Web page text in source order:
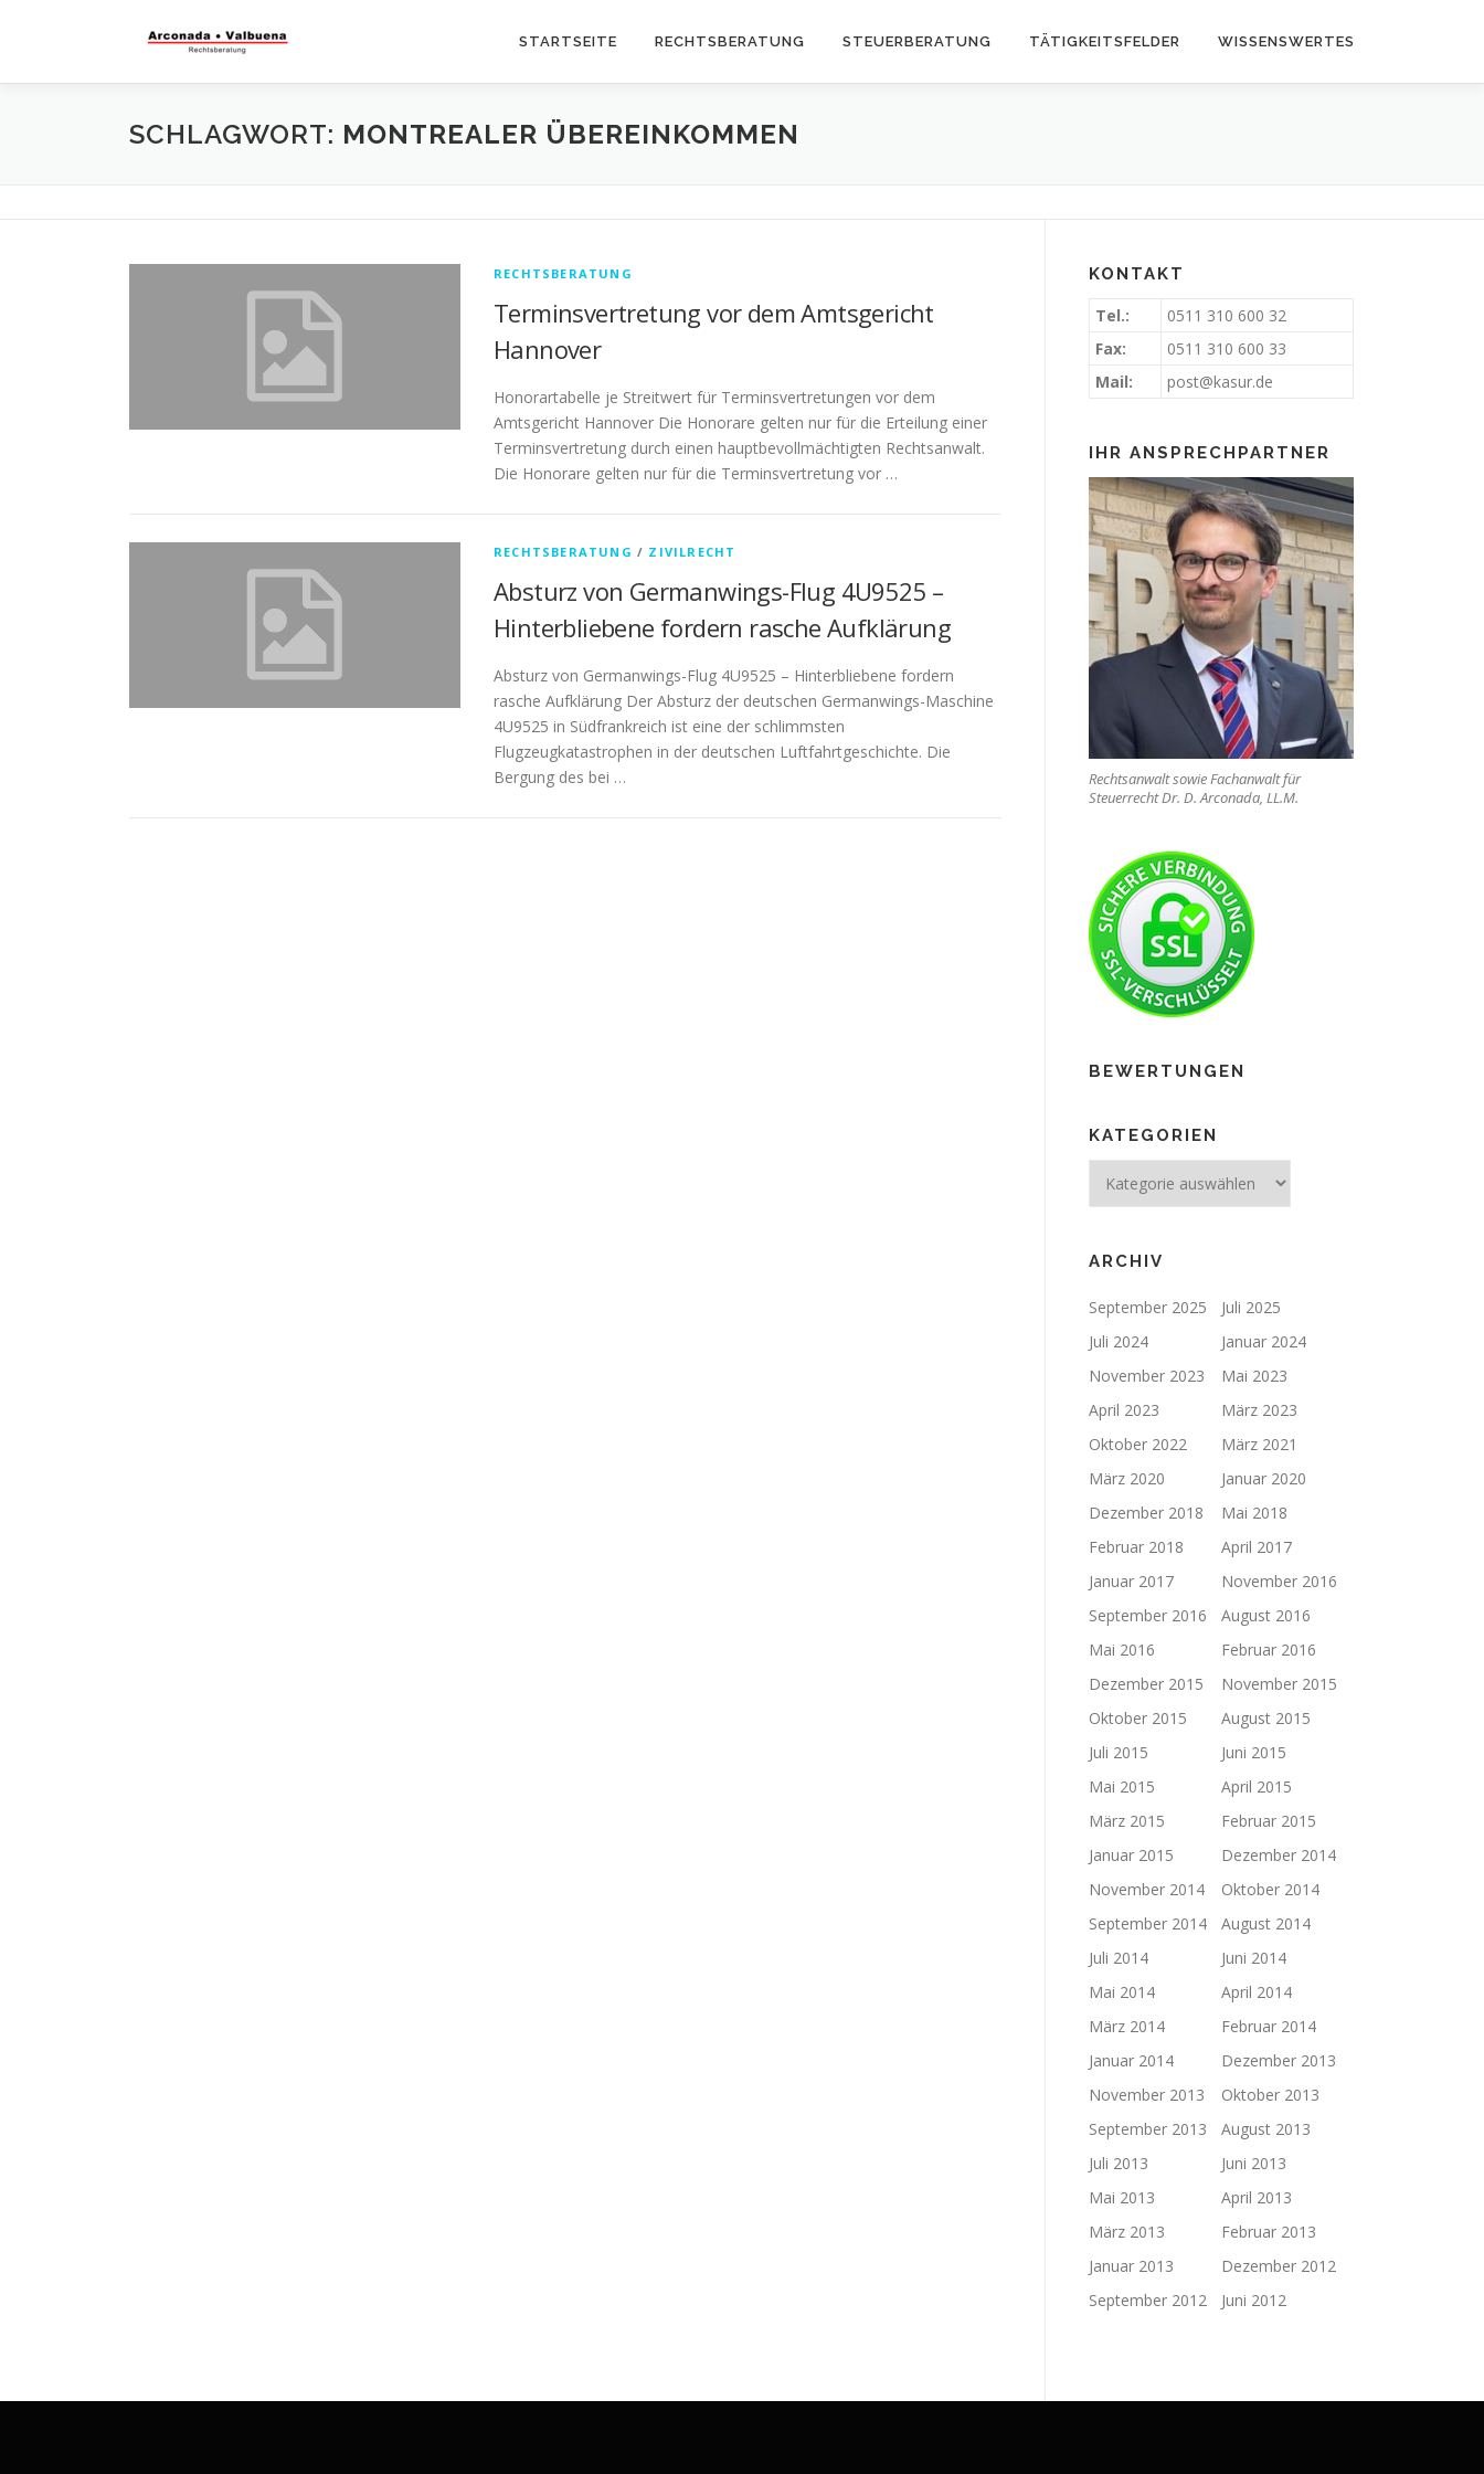
STARTSEITE RECHTSBERATUNG STEUERBERATUNG TÄTIGKEITSFELDER WISSENSWERTES
SCHLAGWORT: MONTREALER ÜBEREINKOMMEN
RECHTSBERATUNG
Terminsvertretung vor dem Amtsgericht
Hannover
Honorartabelle je Streitwert für Terminsvertretungen vor dem
Amtsgericht Hannover Die Honorare gelten nur für die Erteilung einer
Terminsvertretung durch einen hauptbevollmächtigten Rechtsanwalt.
Die Honorare gelten nur für die Terminsvertretung vor …
RECHTSBERATUNG / ZIVILRECHT
Absturz von Germanwings-Flug 4U9525 –
Hinterbliebene fordern rasche Aufklärung
Absturz von Germanwings-Flug 4U9525 – Hinterbliebene fordern
rasche Aufklärung Der Absturz der deutschen Germanwings-Maschine
4U9525 in Südfrankreich ist eine der schlimmsten
Flugzeugkatastrophen in der deutschen Luftfahrtgeschichte. Die
Bergung des bei …
KONTAKT
Tel.:
0511 310 600 32
Fax:
0511 310 600 33
Mail:
post@kasur.de
IHR ANSPRECHPARTNER
Rechtsanwalt sowie Fachanwalt für
Steuerrecht Dr. D. Arconada, LL.M.
BEWERTUNGEN
KATEGORIEN
ARCHIV
September 2025
Juli 2025
Juli 2024
Januar 2024
November 2023
Mai 2023
April 2023
März 2023
Oktober 2022
März 2021
März 2020
Januar 2020
Dezember 2018
Mai 2018
Februar 2018
April 2017
Januar 2017
November 2016
September 2016
August 2016
Mai 2016
Februar 2016
Dezember 2015
November 2015
Oktober 2015
August 2015
Juli 2015
Juni 2015
Mai 2015
April 2015
März 2015
Februar 2015
Januar 2015
Dezember 2014
November 2014
Oktober 2014
September 2014
August 2014
Juli 2014
Juni 2014
Mai 2014
April 2014
März 2014
Februar 2014
Januar 2014
Dezember 2013
November 2013
Oktober 2013
September 2013
August 2013
Juli 2013
Juni 2013
Mai 2013
April 2013
März 2013
Februar 2013
Januar 2013
Dezember 2012
September 2012
Juni 2012